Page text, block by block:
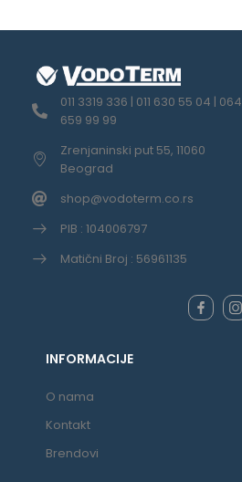
011 3319 336 | 011 630 55 04 | 064
659 99 99
Zrenjaninski put 55, 11060
Beograd
shop@vodoterm.co.rs
PIB : 104006797
Matični Broj : 56961135
INFORMACIJE
O nama
Kontakt
Brendovi